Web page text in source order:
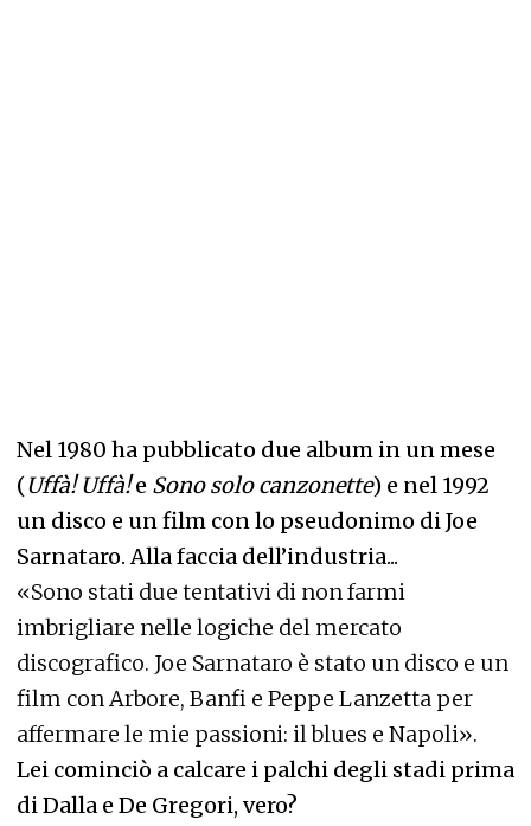
Nel 1980 ha pubblicato due album in un mese
(Uffà! Uffà!e Sono solo canzonette) e nel 1992
un disco e un film con lo pseudonimo di Joe
Sarnataro. Alla faccia dell’industria...
«Sono stati due tentativi di non farmi
imbrigliare nelle logiche del mercato
discografico. Joe Sarnataro è stato un disco e un
film con Arbore, Banfi e Peppe Lanzetta per
affermare le mie passioni: il blues e Napoli».
Lei cominciò a calcare i palchi degli stadi prima
di Dalla e De Gregori, vero?